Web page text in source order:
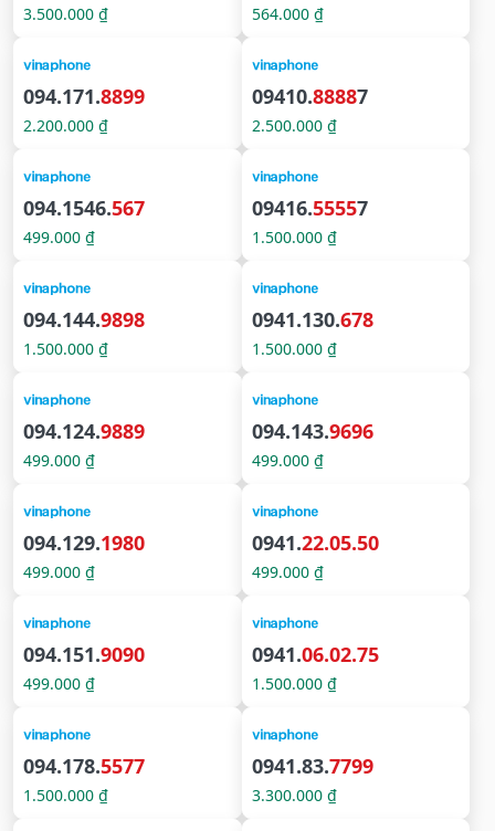
3.500.000 ₫ 564.000 ₫
094.171.8899
2.200.000 ₫
09410.88887
2.500.000 ₫
094.1546.567
499.000 ₫
09416.55557
1.500.000 ₫
094.144.9898
1.500.000 ₫
0941.130.678
1.500.000 ₫
094.124.9889
499.000 ₫
094.143.9696
499.000 ₫
094.129.1980
499.000 ₫
0941.22.05.50
499.000 ₫
094.151.9090
499.000 ₫
0941.06.02.75
1.500.000 ₫
094.178.5577
1.500.000 ₫
0941.83.7799
3.300.000 ₫